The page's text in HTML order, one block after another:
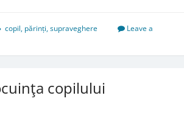
copil, părinți,supraveghere
Leave a
copilului